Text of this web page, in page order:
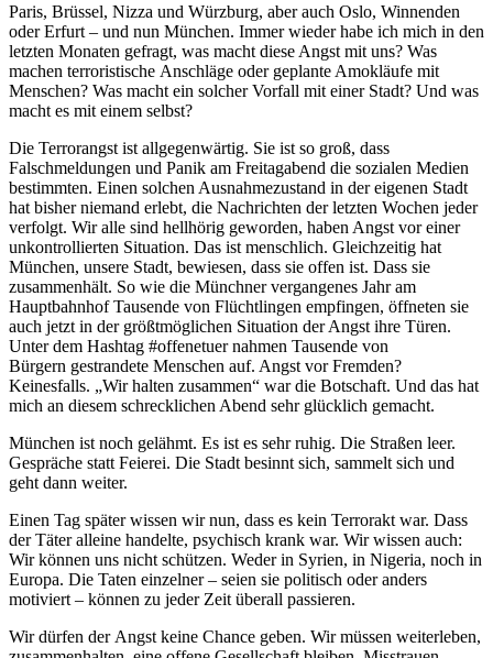
Paris, Brüssel, Nizza und Würzburg, aber auch Oslo, Winnenden
oder Erfurt – und nun München. Immer wieder habe ich mich in den
letzten Monaten gefragt, was macht diese Angst mit uns? Was
machen terroristische Anschläge oder geplante Amokläufe mit
Menschen? Was macht ein solcher Vorfall mit einer Stadt? Und was
macht es mit einem selbst?
Die Terrorangst ist allgegenwärtig. Sie ist so groß, dass
Falschmeldungen und Panik am Freitagabend die sozialen Medien
bestimmten. Einen solchen Ausnahmezustand in der eigenen Stadt
hat bisher niemand erlebt, die Nachrichten der letzten Wochen jeder
verfolgt. Wir alle sind hellhörig geworden, haben Angst vor einer
unkontrollierten Situation. Das ist menschlich. Gleichzeitig hat
München, unsere Stadt, bewiesen, dass sie offen ist. Dass sie
zusammenhält. So wie die Münchner vergangenes Jahr am
Hauptbahnhof Tausende von Flüchtlingen empfingen, öffneten sie
auch jetzt in der größtmöglichen Situation der Angst ihre Türen.
Unter dem Hashtag #offenetuer nahmen Tausende von
Bürgern gestrandete Menschen auf. Angst vor Fremden?
Keinesfalls. „Wir halten zusammen“ war die Botschaft. Und das hat
mich an diesem schrecklichen Abend sehr glücklich gemacht.
München ist noch gelähmt. Es ist es sehr ruhig. Die Straßen leer.
Gespräche statt Feierei. Die Stadt besinnt sich, sammelt sich und
geht dann weiter.
Einen Tag später wissen wir nun, dass es kein Terrorakt war. Dass
der Täter alleine handelte, psychisch krank war. Wir wissen auch:
Wir können uns nicht schützen. Weder in Syrien, in Nigeria, noch in
Europa. Die Taten einzelner – seien sie politisch oder anders
motiviert – können zu jeder Zeit überall passieren.
Wir dürfen der Angst keine Chance geben. Wir müssen weiterleben,